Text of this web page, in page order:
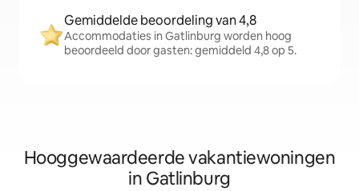
Gemiddelde beoordeling van 4,8
Accommodaties in Gatlinburg worden hoog
beoordeeld door gasten: gemiddeld 4,8 op 5.
Hooggewaardeerde vakantiewoningen
in Gatlinburg